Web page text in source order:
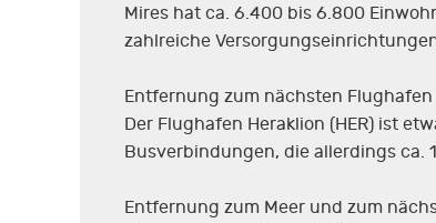
Mires hat ca. 6.400 bis 6.800
zahlreiche
Entfernung zum nächsten Flughafen
Der Flughafen Heraklion (HER) ist
Busverbindungen, die allerdings ca.
Entfernung zum Meer und zum